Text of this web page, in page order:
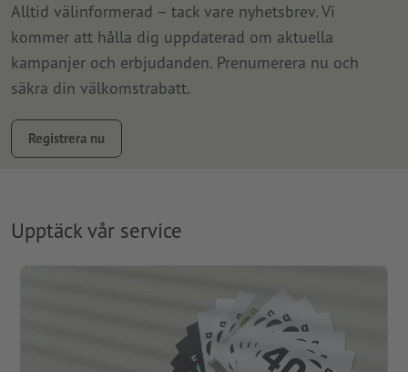
Alltid välinformerad – tack vare nyhetsbrev. Vi
kommer att hålla dig uppdaterad om aktuella
kampanjer och erbjudanden. Prenumerera nu och
säkra din välkomstrabatt.
Registrera nu
Upptäck vår service